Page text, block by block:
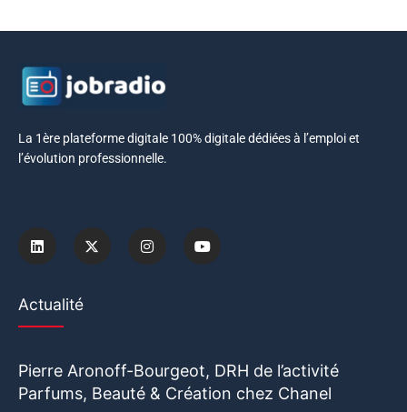
La 1ère plateforme digitale 100% digitale dédiées à l’emploi et
l’évolution professionnelle.
Actualité
Pierre Aronoff-Bourgeot, DRH de l’activité
Parfums, Beauté & Création chez Chanel